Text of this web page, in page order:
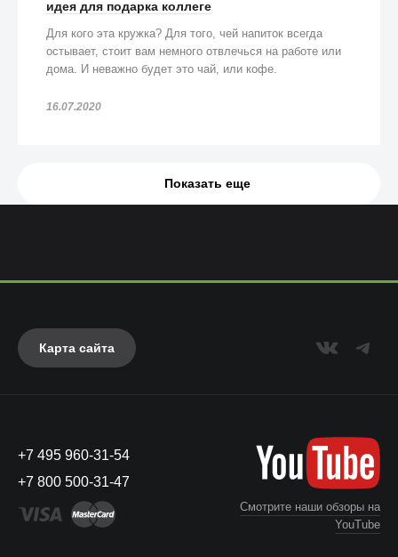
идея для подарка коллеге
Для кого эта кружка? Для того, чей напиток всегда
остывает, стоит вам немного отвлечься на работе или
дома. И неважно будет это чай, или кофе.
16.07.2020
Показать еще
Карта сайта
+7 495 960-31-54
+7 800 500-31-47
Смотрите наши обзоры на
YouTube